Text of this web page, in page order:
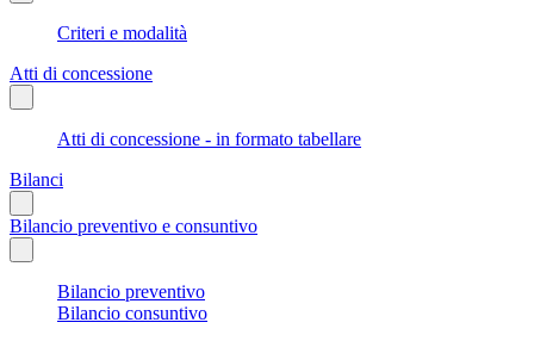
Criteri e modalità
Atti di concessione
Atti di concessione - in formato tabellare
Bilanci
Bilancio preventivo e consuntivo
Bilancio preventivo
Bilancio consuntivo